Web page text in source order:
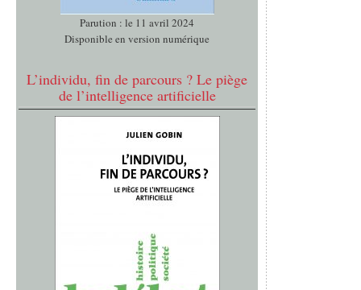
Parution : le 11 avril 2024
Disponible en version numérique
L’individu, fin de parcours ? Le piège
de l’intelligence artificielle